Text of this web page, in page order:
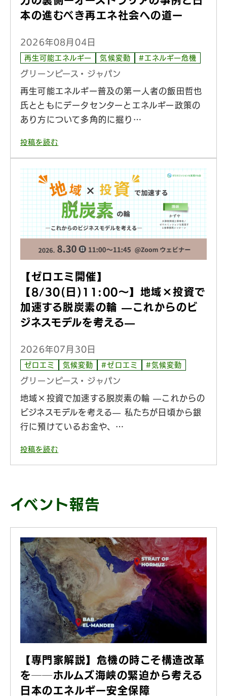
本の進むべき再エネ社会への道ー
2026年08月04日
再生可能エネルギー 気候変動 #エネルギー危機
グリーンピース・ジャパン
再生可能エネルギー普及の第一人者の飯田哲也
氏とともにデータセンターとエネルギー政策の
あり方について多角的に掘り…
投稿を読む
【ゼロエミ開催】
【8/30(日)11:00〜】地域×投資で
加速する脱炭素の輪 —これからのビ
ジネスモデルを考える—
2026年07月30日
ゼロエミ 気候変動 #ゼロエミ #気候変動
グリーンピース・ジャパン
地域×投資で加速する脱炭素の輪 —これからの
ビジネスモデルを考える— 私たちが日頃から銀
行に預けているお金や、…
投稿を読む
イベント報告
【専門家解説】危機の時こそ構造改革
を──ホルムズ海峡の緊迫から考える
日本のエネルギー安全保障